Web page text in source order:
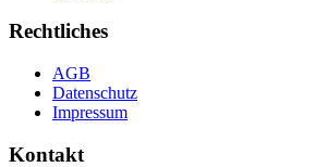
Rechtliches
AGB
Datenschutz
Impressum
Kontakt